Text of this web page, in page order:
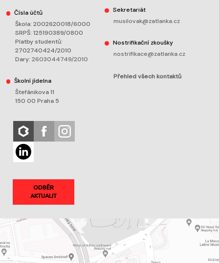
Čísla účtů
Škola: 2002620018/6000
SRPŠ: 125190389/0800
Platby studentů:
2702740424/2010
Dary: 2603044749/2010
Školní jídelna
Štefánikova 11
150 00 Praha 5
ODBĚR
AKTUALIT
Sekretariát
musilovak@zatlanka.cz
Nostrifikační zkoušky
nostrifikace@zatlanka.cz
Přehled všech kontaktů